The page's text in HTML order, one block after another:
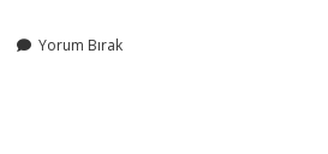
Yorum Bırak